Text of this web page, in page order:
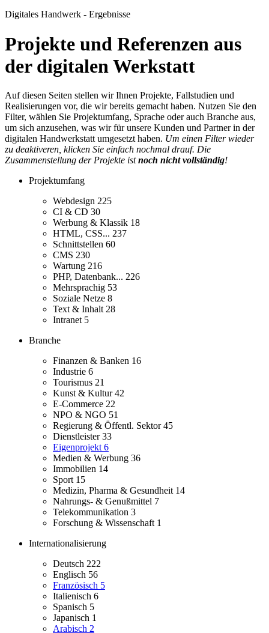
Digitales Handwerk - Ergebnisse
Projekte und Referenzen aus
der digitalen Werkstatt
Auf diesen Seiten stellen wir Ihnen Projekte, Fallstudien und
Realisierungen vor, die wir bereits gemacht haben. Nutzen Sie den
Filter, wählen Sie Projektumfang, Sprache oder auch Branche aus,
um sich anzusehen, was wir für unsere Kunden und Partner in der
digitalen Handwerkstatt umgesetzt haben. Um einen Filter wieder
zu deaktiveren, klicken Sie einfach nochmal drauf. Die
Zusammenstellung der Projekte istnoch nicht vollständig!
Projektumfang
Webdesign 225
CI & CD 30
Werbung & Klassik 18
HTML, CSS... 237
Schnittstellen 60
CMS 230
Wartung 216
PHP, Datenbank... 226
Mehrsprachig 53
Soziale Netze 8
Text & Inhalt 28
Intranet 5
Branche
Finanzen & Banken 16
Industrie 6
Tourismus 21
Kunst & Kultur42
E-Commerce 22
NPO & NGO 51
Regierung & Öffentl. Sektor45
Dienstleister33
Eigenprojekt 6
Medien & Werbung 36
Immobilien 14
Sport 15
Medizin, Pharma & Gesundheit 14
Nahrungs- & Genußmittel 7
Telekommunikation 3
Forschung & Wissenschaft 1
Internationalisierung
Deutsch 222
Englisch 56
Französisch 5
Italienisch 6
Spanisch 5
Japanisch 1
Arabisch 2